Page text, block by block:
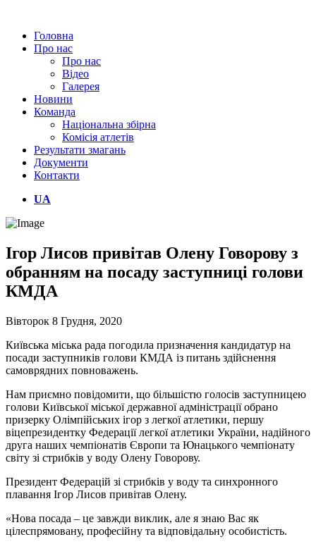
Головна
Про нас
Про нас
Відео
Галерея
Новини
Команда
Національна збірна
Комісія атлетів
Результати змагань
Документи
Контакти
UA
Ігор Лисов привітав Олену Говорову з
обранням на посаду заступниці голови
КМДА
Вівторок 8 Грудня, 2020
Київська міська рада погодила призначення кандидатур на
посади заступників голови КМДА із питань здійснення
самоврядних повноважень.
Нам приємно повідомити, що більшістю голосів заступницею
голови Київської міської державної адміністрації обрано
призерку Олімпійських ігор з легкої атлетики, першу
віцепрезидентку Федерації легкої атлетики України, надійного
друга наших чемпіонатів Європи та Юнацького чемпіонату
світу зі стрибків у воду Олену Говорову.
Президент Федерацій зі стрибків у воду та синхронного
плавання Ігор Лисов привітав Олену.
«Нова посада – це завжди виклик, але я знаю Вас як
цілеспрямовану, професійну та відповідальну особистість.